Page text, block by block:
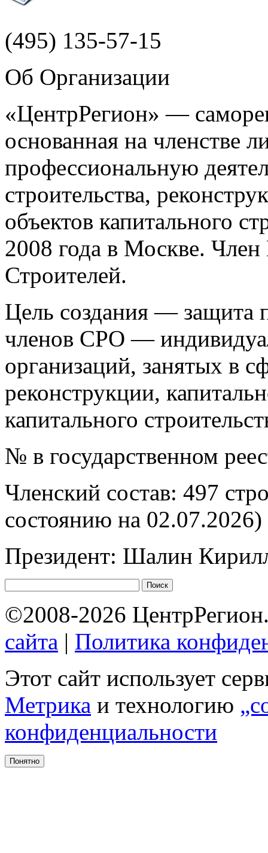
(495) 135-57-15
Об Организации
«ЦентрРегион» —
основанная на членстве
профессиональную
строительства,
объектов капитального
2008 года в Москве.
Строителей.
Цель создания — защита
членов СРО —
организаций, занятых в
реконструкции,
капитального
№ в государственном
Членский состав: 497
состоянию на 02.07.2026)
Президент: Шалин
©2008-2026
сайта | Политика
Этот сайт использует
Метрика и технологию
конфиденциальности
Понятно